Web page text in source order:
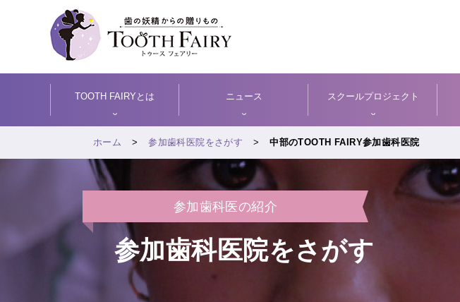
TOOTH FAIRYとは ニュース スクールプロジェクト
ホーム 参加歯科医院をさがす 中部のTOOTH FAIRY参加歯科医院
参加歯科医の紹介
参加歯科医院をさがす